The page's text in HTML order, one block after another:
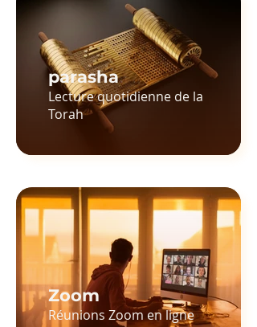
parasha
Lecture quotidienne de la
Torah
Zoom
Réunions Zoom en ligne